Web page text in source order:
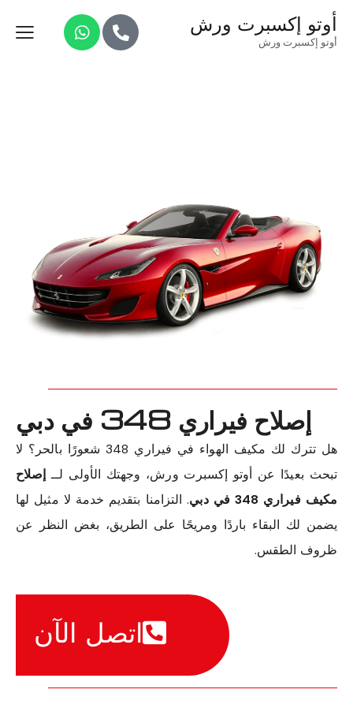
أوتو إكسبرت ورش
أوتو إكسبرت ورش
إصلاح فيراري 348 في دبي
هل تترك لك مكيف الهواء في فيراري 348 شعورًا بالحر؟ لا
تبحث بعيدًا عن أوتو إكسبرت ورش، وجهتك الأولى لــ إصلاح
مكيف فيراري 348 في دبي
. التزامنا بتقديم خدمة لا مثيل لها
يضمن لك البقاء باردًا ومريحًا على الطريق، بغض النظر عن
ظروف الطقس.
اتصل الآن